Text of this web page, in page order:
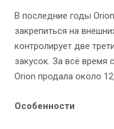
В последние годы
закрепиться на
контролирует две
закусок. За всё время
Orion продала около
Особенности